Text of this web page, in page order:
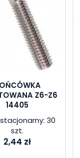
Z6-Z6
14405
30
szt.
2,44 zł